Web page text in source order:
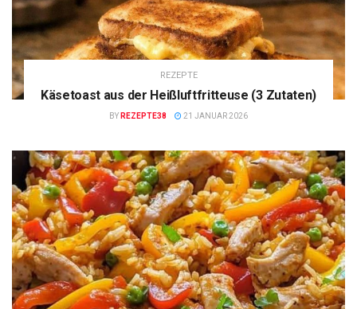
REZEPTE
Käsetoast aus der Heißluftfritteuse (3 Zutaten)
BY REZEPTE38 21 JANUAR 2026